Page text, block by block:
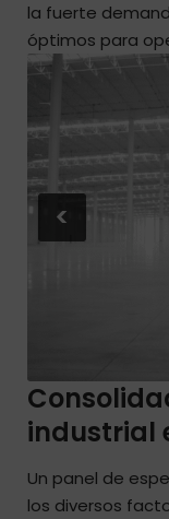
la fuerte
óptimos para
<
industrial
Un panel de
los diversos